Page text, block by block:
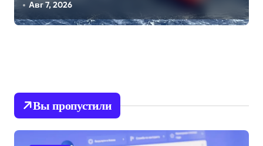
Конюхова
Авг 7, 2026
Вы пропустили